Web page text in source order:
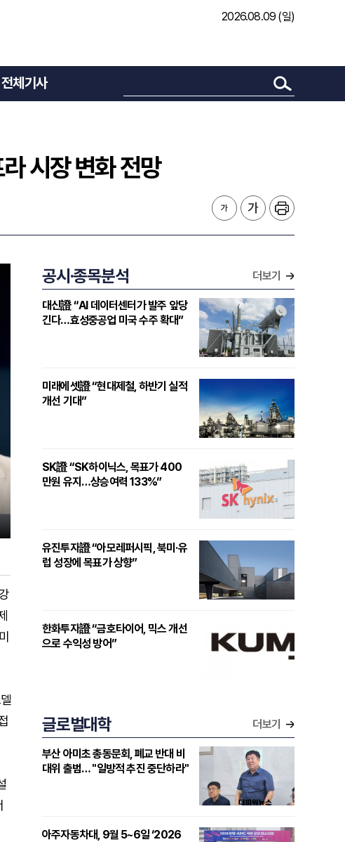
2026.08.09 (일)
전체기사
시장 변화 전망
공시·종목분석 더보기
대신證 “AI 데이터센터가 발주 앞당
긴다…효성중공업 미국 수주 확대”
미래에셋證 “현대제철, 하반기 실적
개선 기대”
SK證 “SK하이닉스, 목표가 400
만원 유지…상승여력 133%”
유진투자證 “아모레퍼시픽, 북미·유
럽 성장에 목표가 상향”
한화투자證 “금호타이어, 믹스 개선
으로 수익성 방어”
글로벌대학 더보기
부산 아미초 총동문회, 폐교 반대 비
대위 출범… "일방적 추진 중단하라"
아주자동차대, 9월 5~6일 ‘2026